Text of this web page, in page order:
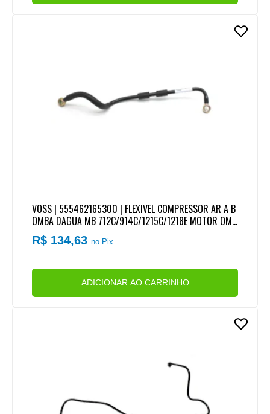
VOSS | 555462165300 | FLEXIVEL COMPRESSOR AR A B
OMBA DAGUA MB 712C/914C/1215C/1218E MOTOR OM9
04LA
R$ 134,63no Pix
ADICIONAR AO CARRINHO